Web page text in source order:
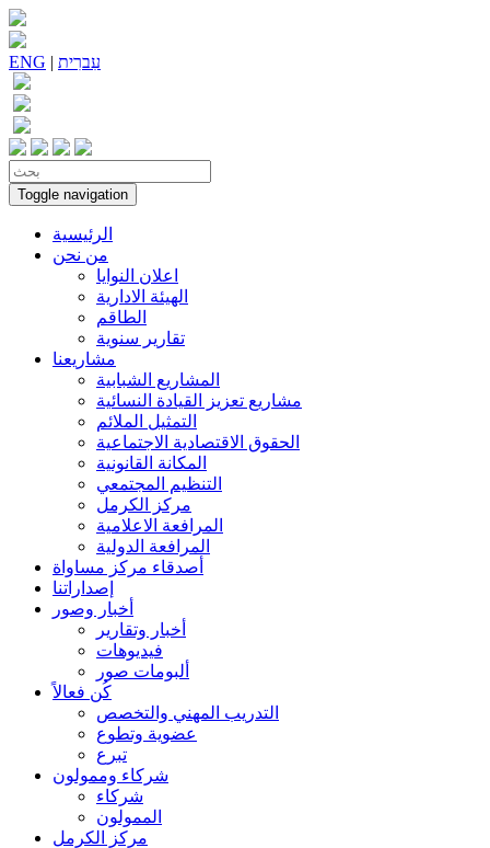
ENG | עִברִית
Toggle navigation
الرئيسية
من نحن
اعلان النوايا
الهيئة الادارية
الطاقم
تقارير سنوية
مشاريعنا
المشاريع الشبابية
مشاريع تعزيز القيادة النسائية
التمثيل الملائم
الحقوق الاقتصادية الاجتماعية
المكانة القانونية
التنظيم المجتمعي
مركز الكرمل
المرافعة الاعلامية
المرافعة الدولية
أصدقاء مركز مساواة
إصداراتنا
أخبار وصور
أخبار وتقارير
فيديوهات
ألبومات صور
كُن فعالاً
التدريب المهني والتخصص
عضوية وتطوع
تبرع
شركاء وممولون
شركاء
الممولون
مركز الكرمل